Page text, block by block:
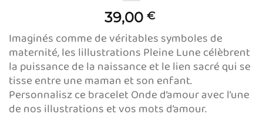
39,00 €
Imaginés comme de véritables symboles de
maternité, les lillustrations Pleine Lune célèbrent
la puissance de la naissance et le lien sacré qui se
tisse entre une maman et son enfant.
Personnalisz ce bracelet Onde d’amour avec l’une
de nos illustrations et vos mots d’amour.